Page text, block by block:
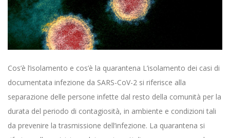
Cos’è l’isolamento e cos’è la quarantena L’isolamento dei casi di
documentata infezione da SARS-CoV-2 si riferisce alla
separazione delle persone infette dal resto della comunità per la
durata del periodo di contagiosità, in ambiente e condizioni tali
da prevenire la trasmissione dell’infezione. La quarantena si